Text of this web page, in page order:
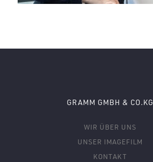
GRAMM GMBH & CO.KG
WIR ÜBER UNS
UNSER IMAGEFILM
KONTAKT